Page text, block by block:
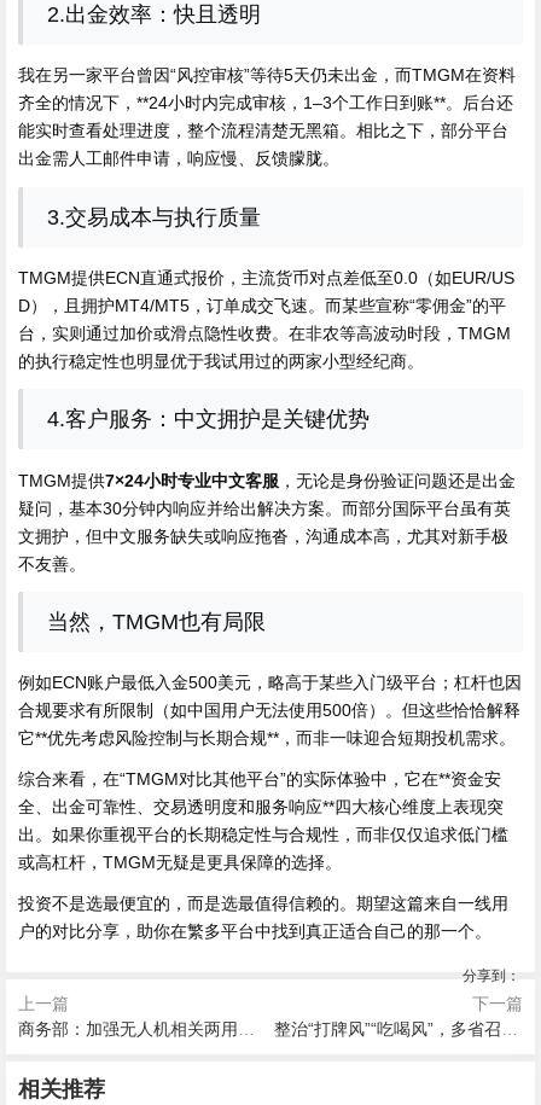
2.出金效率：快且透明
我在另一家平台曾因“风控审核”等待5天仍未出金，而TMGM在资料
齐全的情况下，**24小时内完成审核，1–3个工作日到账**。后台还
能实时查看处理进度，整个流程清楚无黑箱。相比之下，部分平台
出金需人工邮件申请，响应慢、反馈朦胧。
3.交易成本与执行质量
TMGM提供ECN直通式报价，主流货币对点差低至0.0（如EUR/US
D），且拥护MT4/MT5，订单成交飞速。而某些宣称“零佣金”的平
台，实则通过加价或滑点隐性收费。在非农等高波动时段，TMGM
的执行稳定性也明显优于我试用过的两家小型经纪商。
4.客户服务：中文拥护是关键优势
TMGM提供7×24小时专业中文客服 ，无论是身份验证问题还是出金
疑问，基本30分钟内响应并给出解决方案。而部分国际平台虽有英
文拥护，但中文服务缺失或响应拖沓，沟通成本高，尤其对新手极
不友善。
当然，TMGM也有局限
例如ECN账户最低入金500美元，略高于某些入门级平台；杠杆也因
合规要求有所限制（如中国用户无法使用500倍）。但这些恰恰解释
它**优先考虑风险控制与长期合规**，而非一味迎合短期投机需求。
综合来看，在“TMGM对比其他平台”的实际体验中，它在**资金安
全、出金可靠性、交易透明度和服务响应**四大核心维度上表现突
出。如果你重视平台的长期稳定性与合规性，而非仅仅追求低门槛
或高杠杆，TMGM无疑是更具保障的选择。
投资不是选最便宜的，而是选最值得信赖的。期望这篇来自一线用
户的对比分享，助你在繁多平台中找到真正适合自己的那一个。
分享到：
上一篇
下一篇
相关推荐
涉及夫妻分居后“抢孩子”等，
好利来翻车，掉地面包捡回售
新疆阿克苏地区沙雅县发生3.